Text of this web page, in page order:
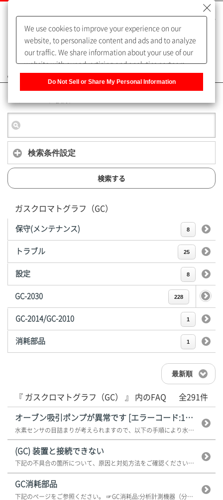
よくあるご質問（FAQ）
検索条件設定
検索する
ガスクロマトグラフ（GC）
保守(メンテナンス) 8
トラブル 25
設定 8
GC-2030 228
GC-2014/GC-2010 1
消耗部品 1
最新順
『 ガスクロマトグラフ（GC） 』 内のFAQ 全291件
オーブン吸引ポンプが異常です [エラーコード:118]
水素センサの目詰まりが考えられますので、以下の手順により水素センサ（Ver...
(GC) 装置と接続できない
下記の不具合の箇所について、原因と対処方法をご確認ください。 不具合の箇...
GC消耗部品
下記のページをご参照ください。 ☞GC消耗品:分析計測機器（分析装置） ...
We use cookies to improve your experience on our
website, to personalize content and ads and to analyze
our traffic. We share information about your use of our
website with our advertising and analytics partners,
of our sharing information about you with our partners.
Information] to customize your cookie settings on our
website. Privacy Policy
Do Not Sell or Share My Personal Information